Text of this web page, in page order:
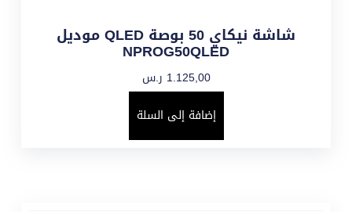
شاشة نيكاي 50 بوصة QLED موديل
NPROG50QLED
1.125,00 ر.س
إضافة إلى السلة